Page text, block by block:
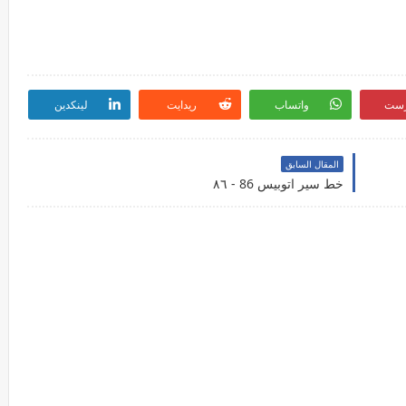
واتساب ريدايت لينكدين
المقال السابق
خط سير اتوبيس 86 - ٨٦